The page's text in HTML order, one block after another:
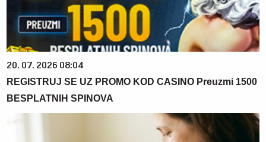
20. 07. 2026 08:04
REGISTRUJ SE UZ PROMO KOD CASINO Preuzmi 1500
BESPLATNIH SPINOVA